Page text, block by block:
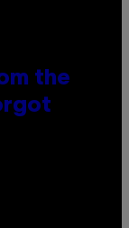
the